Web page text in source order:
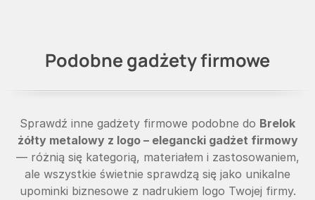
Podobne gadżety firmowe
Sprawdź inne gadżety firmowe podobne do Brelok
żółty metalowy z logo – elegancki gadżet firmowy
— różnią się kategorią, materiałem i zastosowaniem,
ale wszystkie świetnie sprawdzą się jako unikalne
upominki biznesowe z nadrukiem logo Twojej firmy.